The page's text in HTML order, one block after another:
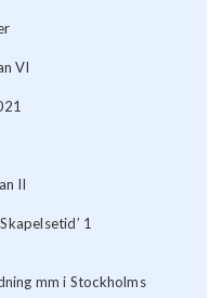
VI
II
1
mm i Stockholms